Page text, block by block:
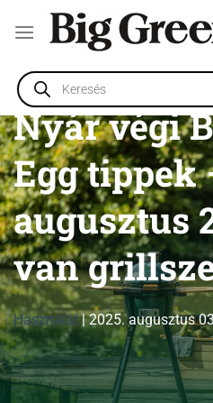
Products
search
Nyár végi
Egg tippek
augusztus
van
Használat |2025. augusztus